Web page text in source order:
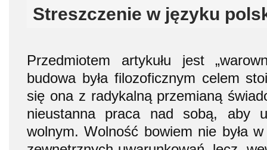
Streszczenie w języku
Przedmiotem artykułu jest
budowa była filozoficznym celem
się ona z radykalną przemianą
nieustanna praca nad sobą, aby
wolnym. Wolność bowiem nie była